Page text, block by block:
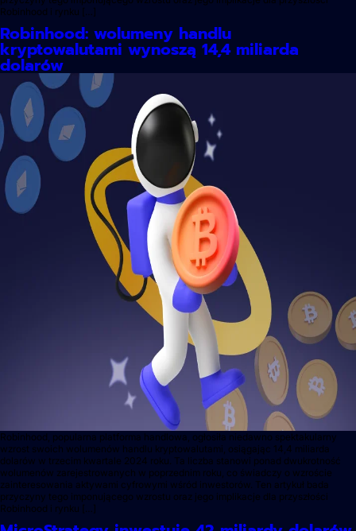
Robinhood i rynku […]
Robinhood: wolumeny handlu
kryptowalutami wynoszą 14,4 miliarda
dolarów
Robinhood, popularna platforma handlowa, ogłosiła niedawno spektakularny
wzrost swoich wolumenów handlu kryptowalutami, osiągając 14,4 miliarda
dolarów w trzecim kwartale 2024 roku. Ta liczba stanowi ponad dwukrotność
wolumenów zarejestrowanych w poprzednim roku, co świadczy o wzroście
zainteresowania aktywami cyfrowymi wśród inwestorów. Ten artykuł bada
przyczyny tego imponującego wzrostu oraz jego implikacje dla przyszłości
Robinhood i rynku […]